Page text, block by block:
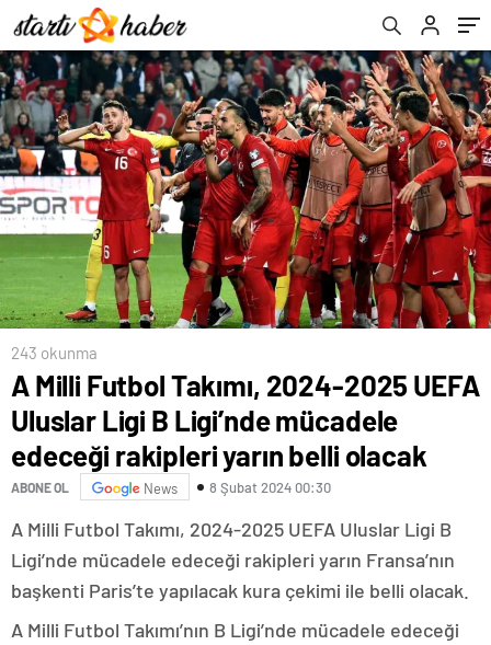
rakipleri yarın belli olacak
243 okunma
A Milli Futbol Takımı, 2024-2025 UEFA
Uluslar Ligi B Ligi’nde mücadele
edeceği rakipleri yarın belli olacak
ABONE OL News 8 Şubat 2024 00:30
A Milli Futbol Takımı, 2024-2025 UEFA Uluslar Ligi B
Ligi’nde mücadele edeceği rakipleri yarın Fransa’nın
başkenti Paris’te yapılacak kura çekimi ile belli olacak.
A Milli Futbol Takımı’nın B Ligi’nde mücadele edeceği